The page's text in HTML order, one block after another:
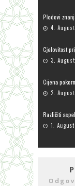
Plodovi
4.
Cjelovitost
3.
Cijena
2.
Različiti
1.